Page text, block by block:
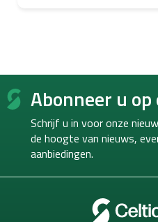
F
Abonneer u
Schrijf u in voor onze
de hoogte van nieuws,
aanbiedingen.